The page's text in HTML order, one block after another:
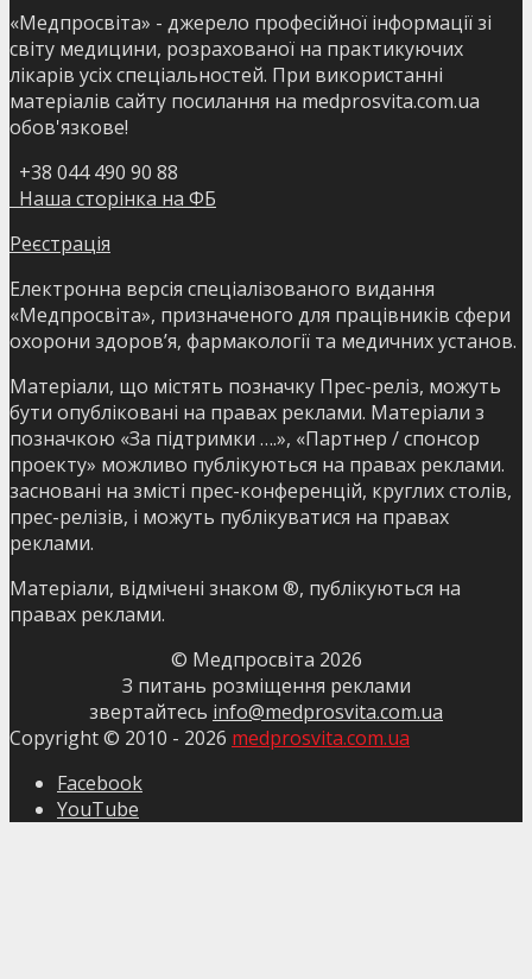
«Медпросвіта» - джерело професійної інформації зі
світу медицини, розрахованої на практикуючих
лікарів усіх спеціальностей. При використанні
матеріалів сайту посилання на medprosvita.com.ua
обов'язкове!
+38 044 490 90 88
Наша сторінка на ФБ
Реєстрація
Електронна версія спеціалізованого видання
«Медпросвіта», призначеного для працівників сфери
охорони здоров’я, фармакології та медичних установ.
Матеріали, що містять позначку Прес-реліз, можуть
бути опубліковані на правах реклами. Матеріали з
позначкою «За підтримки ….», «Партнер / спонсор
проекту» можливо публікуються на правах реклами.
засновані на змісті прес-конференцій, круглих столів,
прес-релізів, і можуть публікуватися на правах
реклами.
Матеріали, відмічені знаком ®, публікуються на
правах реклами.
© Медпросвіта 2026
З питань розміщення реклами
звертайтесь info@medprosvita.com.ua
Copyright © 2010 - 2026 medprosvita.com.ua
Facebook
YouTube